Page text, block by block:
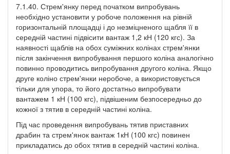
7.1.40. Стрем'янку перед початком випробувань
необхідно установити у робоче положення на рівній
горизонтальній площадці і до незміцненого щабля її в
середній частині підвісити вантаж 1,2 кН (120 кгс). За
наявності щаблів на обох суміжних колінах стрем'янки
після закінчення випробування першого коліна аналогічно
повинно проводитись випробування другого коліна. Якщо
друге коліно стрем'янки неробоче, а використовується
тільки для упора, то його достатньо випробувати
вантажем 1 кН (100 кгс), підвішеним безпосередньо до
кожної з тятив в середній частині коліна.
Під час проведення випробувань тятив приставних
драбин та стрем'янок вантаж 1кН (100 кгс) повинен
прикладатись до обох тятив в середній частині коліна.